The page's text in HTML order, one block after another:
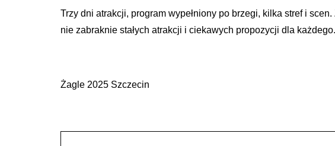
Trzy dni atrakcji, program wypełniony po brzegi, kilka stref i
nie zabraknie stałych atrakcji i ciekawych propozycji dla każdego.
Żagle 2025 Szczecin